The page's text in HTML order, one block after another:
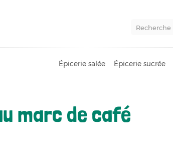
Épicerie salée Épicerie sucrée
marc de café